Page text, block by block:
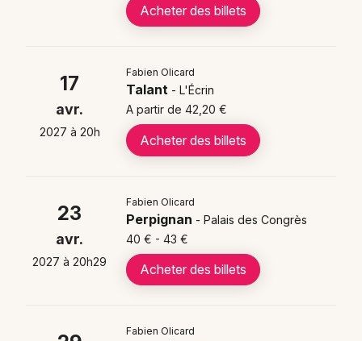
immédiatement ; les places partent vite sur cette fin de
📍 Où voir Fabien Olicard sur scène ?
Fabien Olicard sera prochainement dans les villes
suivantes : Paris, Rouen, Tours, Freyming-Merlebach,
Reims, Rennes, Laval et dans plusieurs autres villes de
Fabien Olicard ?
Archétypes mêle mentalisme, psychologie cognitive et
humour, offre des interactions avec le public et
marque l’ultime version de son 4ᵉ spectacle, une
Acheter des billets
17
avr.
2027 à 20h
Fabien Olicard
Talant - L'Écrin
A partir de 42,20 €
Acheter des billets
23
avr.
2027 à 20h29
Fabien Olicard
Perpignan - Palais des Congrès
40 € - 43 €
Acheter des billets
Fabien Olicard